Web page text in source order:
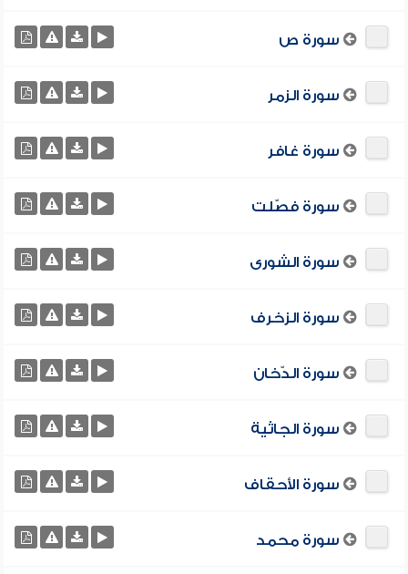
سورة ص
سورة الزمر
سورة غافر
سورة فصّلت
سورة الشورى
سورة الزخرف
سورة الدّخان
سورة الجاثية
سورة الأحقاف
سورة محمد